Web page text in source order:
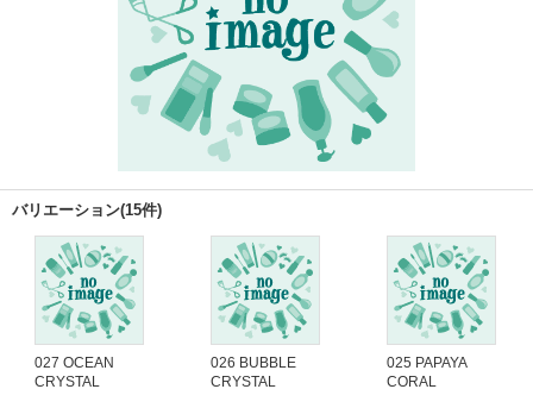
バリエーション(15件)
027 OCEAN
CRYSTAL
026 BUBBLE
CRYSTAL
025 PAPAYA
CORAL